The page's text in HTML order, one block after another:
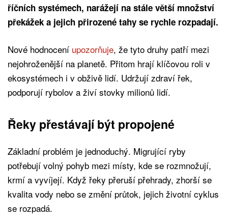
říčních systémech, narážejí na stále větší množství
překážek a jejich přirozené tahy se rychle rozpadají.
Nové hodnocení upozorňuje, že tyto druhy patří mezi
nejohroženější na planetě. Přitom hrají klíčovou roli v
ekosystémech i v obživě lidí. Udržují zdraví řek,
podporují rybolov a živí stovky milionů lidí.
Řeky přestávají být propojené
Základní problém je jednoduchý. Migrující ryby
potřebují volný pohyb mezi místy, kde se rozmnožují,
krmí a vyvíjejí. Když řeky přeruší přehrady, zhorší se
kvalita vody nebo se změní průtok, jejich životní cyklus
se rozpadá.